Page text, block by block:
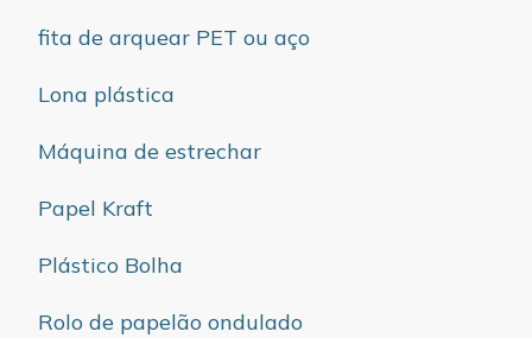
fita de arquear PET ou aço
Lona plástica
Máquina de estrechar
Papel Kraft
Plástico Bolha
Rolo de papelão ondulado